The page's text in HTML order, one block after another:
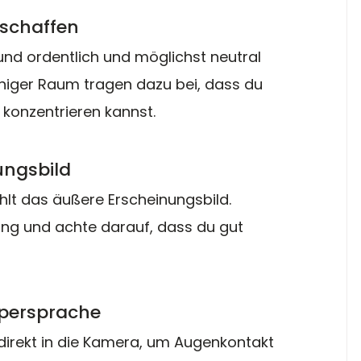
ordentlich und möglichst neutral
Raum tragen dazu bei, dass du
kannst.
das äußere Erscheinungsbild.
und achte darauf, dass du gut
in die Kamera, um Augenkontakt